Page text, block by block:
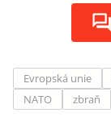
Evropská unie
NATO
zbraň